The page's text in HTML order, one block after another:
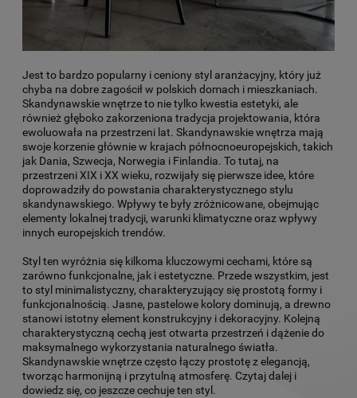
Jest to bardzo popularny i ceniony styl aranżacyjny, który już
chyba na dobre zagościł w polskich domach i mieszkaniach.
Skandynawskie wnętrze to nie tylko kwestia estetyki, ale
również głęboko zakorzeniona tradycja projektowania, która
ewoluowała na przestrzeni lat. Skandynawskie wnętrza mają
swoje korzenie głównie w krajach północnoeuropejskich, takich
jak Dania, Szwecja, Norwegia i Finlandia. To tutaj, na
przestrzeni XIX i XX wieku, rozwijały się pierwsze idee, które
doprowadziły do powstania charakterystycznego stylu
skandynawskiego. Wpływy te były zróżnicowane, obejmując
elementy lokalnej tradycji, warunki klimatyczne oraz wpływy
innych europejskich trendów.
Styl ten wyróżnia się kilkoma kluczowymi cechami, które są
zarówno funkcjonalne, jak i estetyczne. Przede wszystkim, jest
to styl minimalistyczny, charakteryzujący się prostotą formy i
funkcjonalnością. Jasne, pastelowe kolory dominują, a drewno
stanowi istotny element konstrukcyjny i dekoracyjny. Kolejną
charakterystyczną cechą jest otwarta przestrzeń i dążenie do
maksymalnego wykorzystania naturalnego światła.
Skandynawskie wnętrze często łączy prostotę z elegancją,
tworząc harmonijną i przytulną atmosferę. Czytaj dalej i
dowiedz się, co jeszcze cechuje ten styl.